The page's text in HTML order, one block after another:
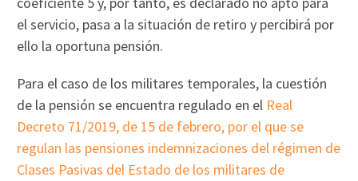
el servicio, pasa a la situación de retiro y percibirá por
ello la oportuna pensión.
Para el caso de los militares temporales, la cuestión
de la pensión se encuentra regulado en el Real
Decreto 71/2019, de 15 de febrero, por el que se
regulan las pensiones indemnizaciones del régimen de
Clases Pasivas del Estado de los militares de